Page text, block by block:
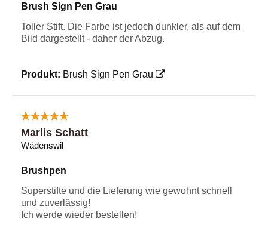
Brush Sign Pen Grau
Toller Stift. Die Farbe ist jedoch dunkler, als auf dem
Bild dargestellt - daher der Abzug.
Produkt: Brush Sign Pen Grau
Marlis Schatt
Wädenswil
Brushpen
Superstifte und die Lieferung wie gewohnt schnell
und zuverlässig!
Ich werde wieder bestellen!